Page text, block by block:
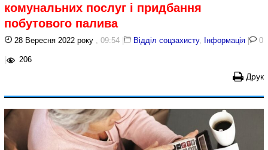
комунальних послуг і придбання
побутового палива
28 Вересня 2022 року , 09:54 | Відділ соцзахисту, Інформація | 0
| 206
Друк